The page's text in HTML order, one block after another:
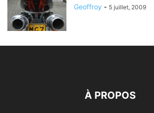
Geoffroy - 5 juillet, 2009
À PROPOS